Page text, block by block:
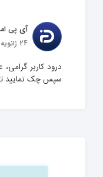
آی پی
24 ژانویه 2021
سپس چک نمایید تا